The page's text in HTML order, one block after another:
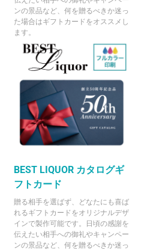
ンの景品など、何を贈るべきか迷っ
た場合はギフトカードをオススメし
ます。
BEST LIQUOR カタログギ
フトカード
贈る相手を選ばず、どなたにも喜ば
れるギフトカードをオリジナルデザ
インで製作可能です。日頃の感謝を
伝えたい相手への御礼やキャンペー
ンの景品など、何を贈るべきか迷っ